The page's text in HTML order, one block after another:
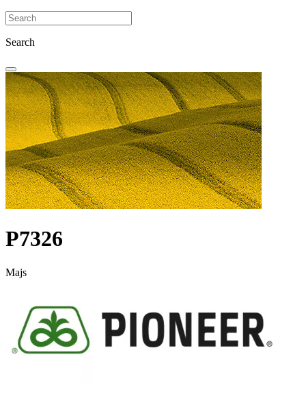
Search
P7326
Majs